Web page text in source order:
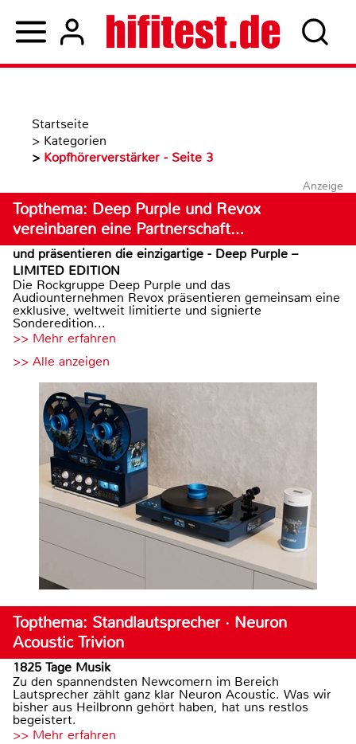
Startseite
> Kategorien
> Kopfhörerverstärker - Seite 3
Anzeige
Topthema: Deep Purple und Revox
vereinbaren eine Partnerschaft…
und präsentieren die einzigartige - Deep Purple –
LIMITED EDITION
Die Rockgruppe Deep Purple und das
Audiounternehmen Revox präsentieren gemeinsam eine
exklusive, weltweit limitierte und signierte
Sonderedition...
>> Mehr erfahren
>> Alle anzeigen
Topthema: Standlautsprecher · Neuron
Acoustic Trivion
1825 Tage Musik
Zu den spannendsten Newcomern im Bereich
Lautsprecher zählt ganz klar Neuron Acoustic. Was wir
bisher aus Heilbronn gehört haben, hat uns restlos
begeistert.
>> Mehr erfahren